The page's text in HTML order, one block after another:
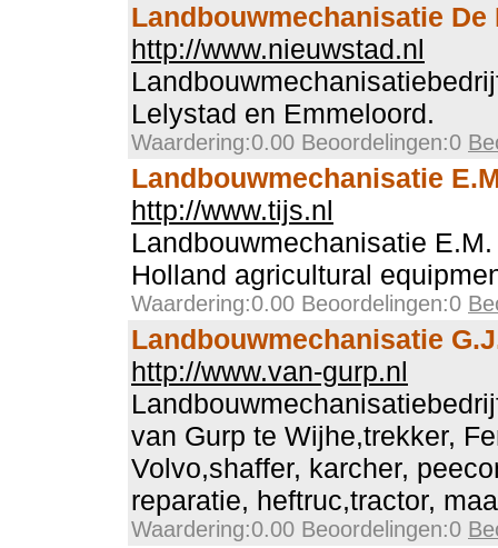
Landbouwmechanisatie De
http://www.nieuwstad.nl
Lelystad en Emmeloord.
Waardering:0.00 Beoordelingen:0
Landbouwmechanisatie
http://www.tijs.nl
Landbouwmechanisatie
Holland agricultural
Waardering:0.00 Beoordelingen:0
Landbouwmechanisatie
http://www.van-gurp.nl
van Gurp te Wijhe,trekker,
Volvo,shaffer, karcher,
reparatie, heftruc,tractor,
Waardering:0.00 Beoordelingen:0